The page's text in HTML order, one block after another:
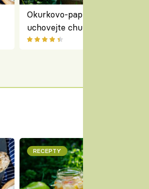
Okurkovo-papriková čalamáda
uchovejte chuť letní zeleniny
zimu
RECEPTY